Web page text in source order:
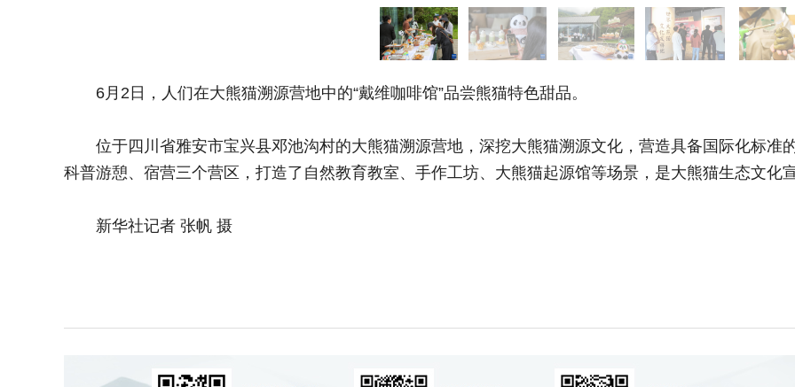
6月2日，人们在大熊猫溯源营地中的“戴维咖啡馆”品尝熊猫特色甜品。
位于四川省雅安市宝兴县邓池沟村的大熊猫溯源营地，深挖大熊猫溯源文化，营造具备国际化标准
科普游憩、宿营三个营区，打造了自然教育教室、手作工坊、大熊猫起源馆等场景，是大熊猫生态文化
新华社记者 张帆 摄